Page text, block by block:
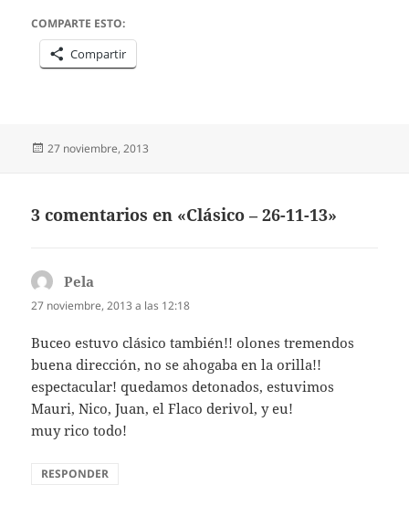
COMPARTE ESTO:
Compartir
Publicado
27 noviembre, 2013
3 comentarios en «Clásico – 26-11-13»
Pela
27 noviembre, 2013 a las 12:18
Buceo estuvo clásico también!! olones tremendos
buena dirección, no se ahogaba en la orilla!!
espectacular! quedamos detonados, estuvimos
Mauri, Nico, Juan, el Flaco derivol, y eu!
muy rico todo!
RESPONDER